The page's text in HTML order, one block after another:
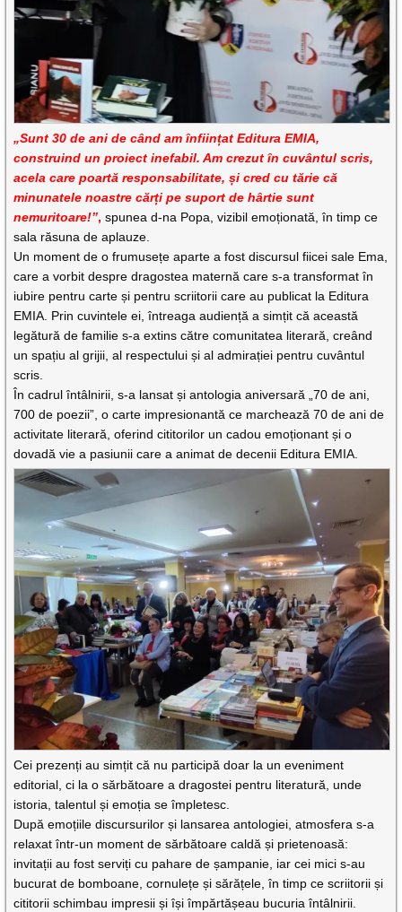
„Sunt 30 de ani de când am înființat Editura EMIA,
construind un proiect inefabil. Am crezut în cuvântul scris,
acela care poartă responsabilitate, și cred cu tărie că
minunatele noastre cărți pe suport de hârtie sunt
nemuritoare!”, spunea d-na Popa, vizibil emoționată, în timp ce
sala răsuna de aplauze.
Un moment de o frumusețe aparte a fost discursul fiicei sale Ema,
care a vorbit despredragostea maternă care s-a transformat în
iubire pentru carte și pentru scriitorii care au publicat la Editura
EMIA . Prin cuvintele ei, întreaga audiență a simțit că această
legătură de familie s-a extins către comunitatea literară, creând
un spațiu al grijii, al respectului și al admirației pentru cuvântul
scris.
În cadrul întâlnirii, s-a lansat șiantologia aniversară „70 de ani,
700 de poezii” , o carte impresionantă ce marchează 70 de ani de
activitate literară, oferind cititorilor un cadou emoționant și o
dovadă vie a pasiunii care a animat de decenii Editura EMIA.
Cei prezenți au simțit că nu participă doar la un eveniment
editorial, ci la osărbătoare a dragostei pentru literatură, unde
istoria, talentul și emoția se împletesc.
După emoțiile discursurilor și lansarea antologiei, atmosfera s-a
relaxat într-un moment de sărbătoare caldă și prietenoasă:
invitații au fost serviți cu pahare de șampanie, iar cei mici s-au
bucurat de bomboane, cornulețe și sărățele, în timp ce scriitorii și
cititorii schimbau impresii și își împărtășeau bucuria întâlnirii.